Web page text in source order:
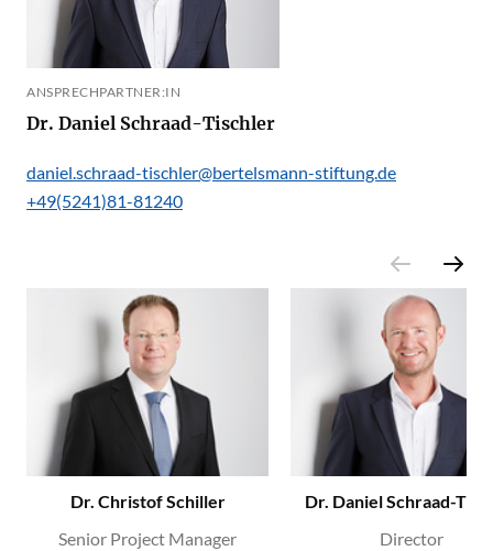
ANSPRECHPARTNER:IN
Dr. Daniel Schraad-Tischler
daniel.schraad-tischler@bertelsmann-stiftung.de
+49(5241)81-81240
Dr. Christof Schiller
Senior Project Manager
Dr. Daniel Schraad-
Director